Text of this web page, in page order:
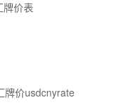
牌价表
牌价usdcnyrate